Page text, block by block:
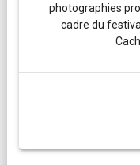
photographies
cadre du